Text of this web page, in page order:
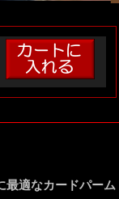
最適なカードパーム